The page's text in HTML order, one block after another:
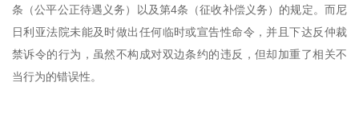
条（公平公正待遇义务）以及第4条（征收补偿义务）的规定。而尼
日利亚法院未能及时做出任何临时或宣告性命令，并且下达反仲裁
禁诉令的行为，虽然不构成对双边条约的违反，但却加重了相关不
当行为的错误性。